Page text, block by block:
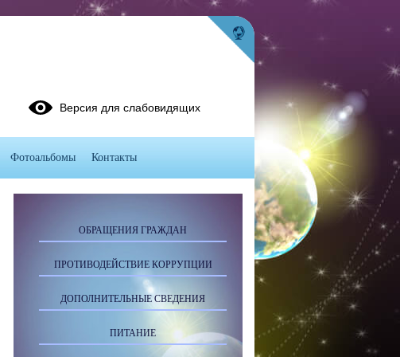
ОБРАЩЕНИЯ ГРАЖДАН
ПРОТИВОДЕЙСТВИЕ КОРРУПЦИИ
ДОПОЛНИТЕЛЬНЫЕ СВЕДЕНИЯ
ПИТАНИЕ
Версия для слабовидящих
Фотоальбомы Контакты